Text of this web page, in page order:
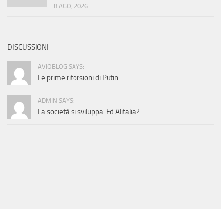
8 AGO, 2026
DISCUSSIONI
AVIOBLOG SAYS:
Le prime ritorsioni di Putin
ADMIN SAYS:
La società si sviluppa. Ed Alitalia?